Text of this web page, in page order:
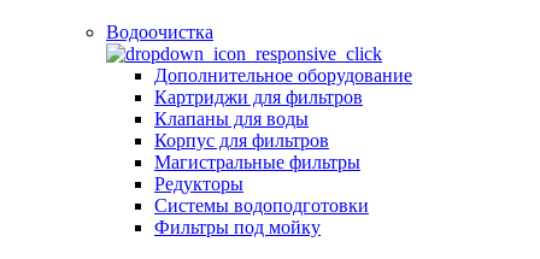
Водоочистка
Дополнительное оборудование
Картриджи для фильтров
Клапаны для воды
Корпус для фильтров
Магистральные фильтры
Редукторы
Системы водоподготовки
Фильтры под мойку